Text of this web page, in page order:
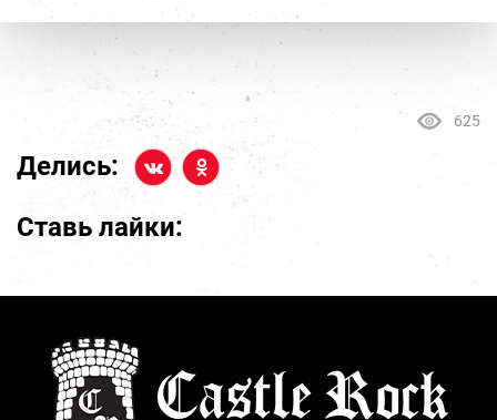
625
Делись:
Ставь лайки: